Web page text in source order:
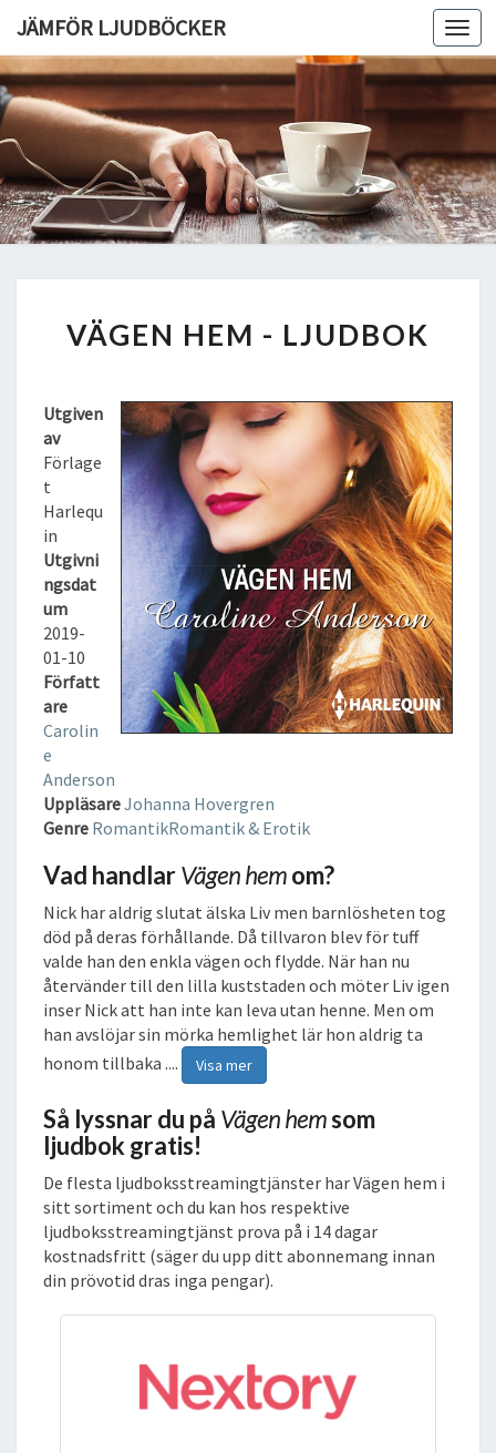
JÄMFÖR LJUDBÖCKER
N
H
M
L
U
D
B
O
K
VÄGEN HEM - LJUDBOK
Utgiven
av
Förlage
t
Harlequ
in
Utgivni
ngsdat
um
2019-
01-10
Författ
are
Carolin
e
Anderson
UppläsareJohanna Hovergren
Genre RomantikRomantik & Erotik
Vad handlarVägen hemom?
Nick har aldrig slutat älska Liv men barnlösheten tog
död på deras förhållande. Då tillvaron blev för tuff
valde han den enkla vägen och flydde. När han nu
återvänder till den lilla kuststaden och möter Liv igen
inser Nick att han inte kan leva utan henne. Men om
han avslöjar sin mörka hemlighet lär hon aldrig ta
honom tillbaka ....
Visa mer
Så lyssnar du på Vägen hemsom
ljudbok gratis!
De flesta ljudboksstreamingtjänster har Vägen hem i
sitt sortiment och du kan hos respektive
ljudboksstreamingtjänst prova på i 14 dagar
kostnadsfritt (säger du upp ditt abonnemang innan
din prövotid dras inga pengar).